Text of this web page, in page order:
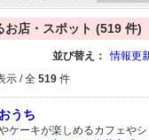
お店・スポット (519 件)
並び替え： 情報更
示 / 全 519 件
うち
ケーキが楽しめるカフェや